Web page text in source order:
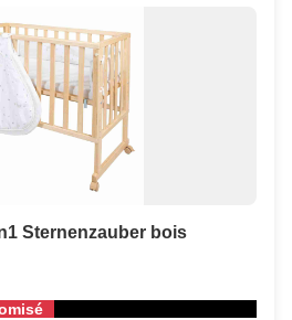
Sternenzauber bois